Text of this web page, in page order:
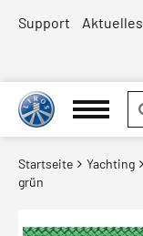
Support Aktuelles
Startseite Yachting
grün